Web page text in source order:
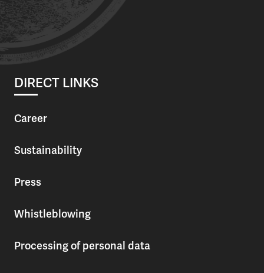
DIRECT LINKS
Career
Sustainability
Press
Whistleblowing
Processing of personal data